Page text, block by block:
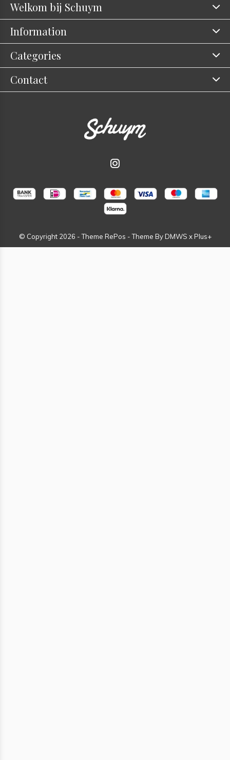
Welkom bij Schuym
Information
Categories
Contact
© Copyright 2026 - Theme RePos - Theme ByDMWS xPlus+